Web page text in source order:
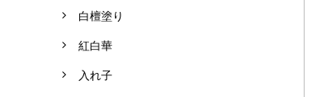
白檀塗り
紅白華
入れ子